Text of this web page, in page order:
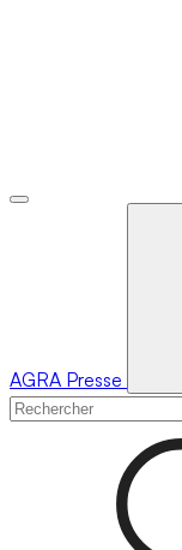
AGRA Presse